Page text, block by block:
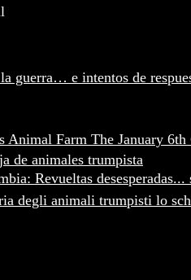
guerra… e intentos de
Animal Farm The January 6th
de animales trumpista
Revueltas
degli animali trumpisti lo